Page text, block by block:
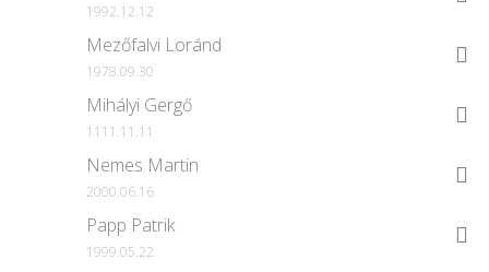
1992.12.12
Mezőfalvi Loránd
1978.09.30
Mihályi Gergő
1111.11.11
Nemes Martin
2000.06.16
Papp Patrik
1999.05.22